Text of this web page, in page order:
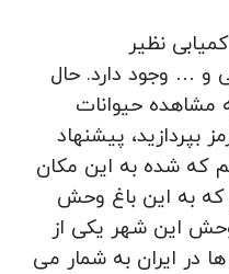
نظیر
و … وجود دارد. حال
مشاهده حیوانات
بپردازید، پیشنهاد
که شده به این مکان
که به این باغ وحش
وحش این شهر یکی از
در ایران به شمار می